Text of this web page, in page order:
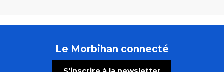
Le Morbihan connecté